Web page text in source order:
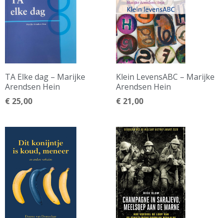
TA Elke dag – Marijke
Arendsen Hein
€ 25,00
Klein LevensABC – Marijke
Arendsen Hein
€ 21,00